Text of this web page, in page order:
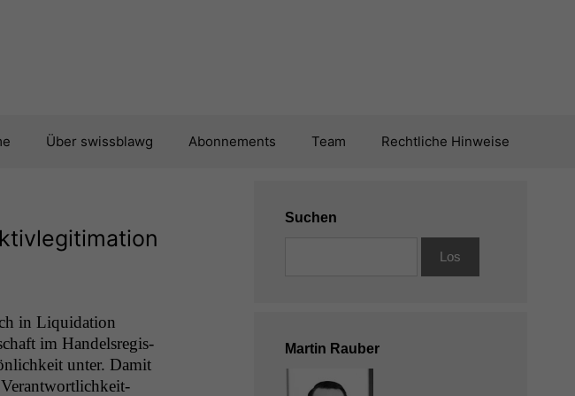
Über swissblawg Abonnements Team Rechtliche Hinweise
in Liq­ui­da­tion
im Han­del­sreg­is­
unter. Damit
Ver­ant­wortlichkeit­
Suchen
Martin Rauber